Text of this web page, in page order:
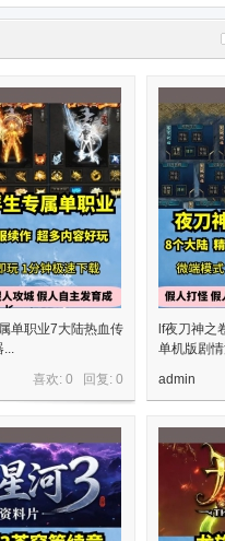
单职业7大陆热血传
...
喜欢: 0 回复: 0
lf夜刀神之
单机版剧
admin